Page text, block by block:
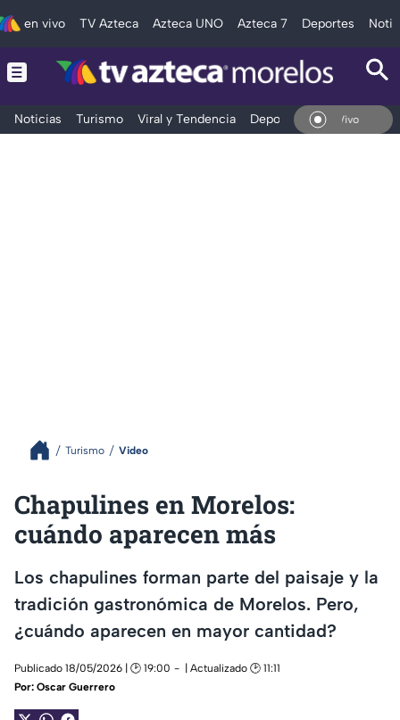
en vivo TV Azteca Azteca UNO Azteca 7 Deportes
Noticias Turismo Viral y Tendencia Deportes Espectáculos
En Vivo
Turismo Video
Chapulines en Morelos:
cuándo aparecen más
Los chapulines forman parte del paisaje y la
tradición gastronómica de Morelos. Pero,
¿cuándo aparecen en mayor cantidad?
Publicado 18/05/2026 | 🕑 19:00
| Actualizado 🕑 11:11
Por: Oscar Guerrero